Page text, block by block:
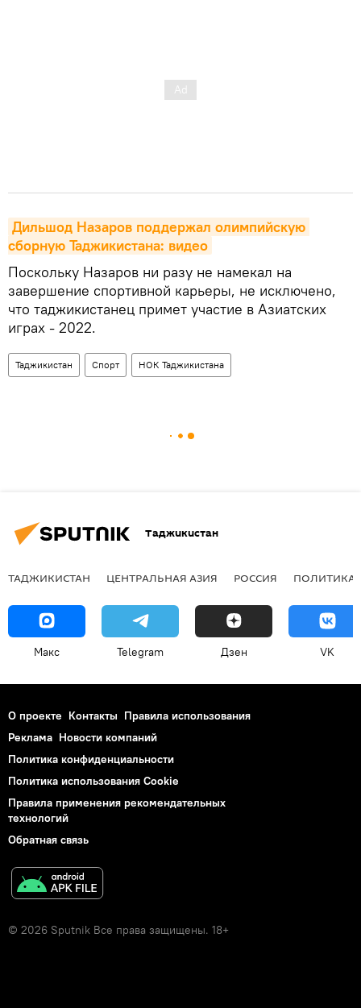
Дильшод Назаров поддержал олимпийскую
сборную Таджикистана: видео
Поскольку Назаров ни разу не намекал на
завершение спортивной карьеры, не исключено,
что таджикистанец примет участие в Азиатских
играх - 2022.
Таджикистан Спорт НОК Таджикистана
Таджикистан
ТАДЖИКИСТАН ЦЕНТРАЛЬНАЯ АЗИЯ РОССИЯ ПОЛИТИКА
Макс Telegram Дзен VK
О проекте Контакты Правила использования
Реклама Новости компаний
Политика конфиденциальности
Политика использования Cookie
Правила применения рекомендательных
технологий
Обратная связь
© 2026 Sputnik Все права защищены. 18+